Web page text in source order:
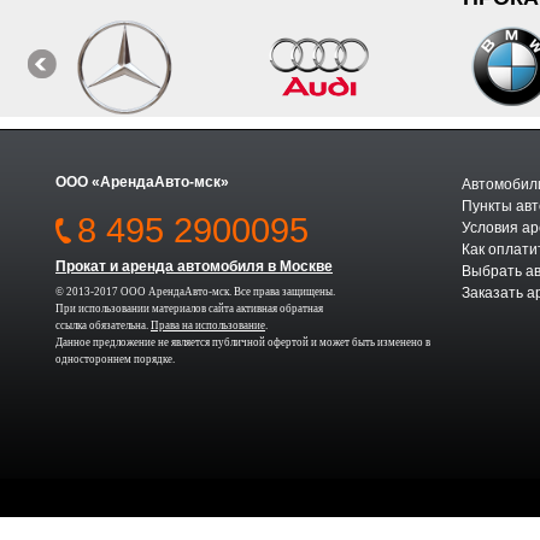
ООО «АрендаАвто-мск»
8 495 2900095
Прокат и аренда автомобиля в Москве
© 2013-2017 ООО АрендаАвто-мск. Все права защищены.
При использовании материалов сайта активная обратная
ссылка обязательна. Права на использование.
Данное предложение не является публичной офертой и может быть изменено в
одностороннем порядке.
Пункты
Условия
Как
Выбрать
Заказать